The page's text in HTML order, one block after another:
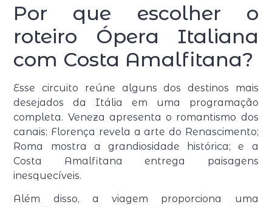
Por que escolher o
roteiro Ópera Italiana
com Costa Amalfitana?
Esse circuito reúne alguns dos destinos mais
desejados da Itália em uma programação
completa. Veneza apresenta o romantismo dos
canais; Florença revela a arte do Renascimento;
Roma mostra a grandiosidade histórica; e a
Costa Amalfitana entrega paisagens
inesquecíveis.
Além disso, a viagem proporciona uma